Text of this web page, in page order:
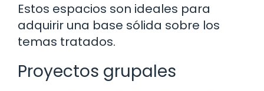
Estos espacios son ideales para
adquirir una base sólida sobre los
temas tratados.
Proyectos grupales